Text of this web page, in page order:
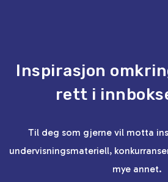
Inspirasjon
rett i
Til deg som gjerne vil motta
undervisningsmateriell,
mye annet.